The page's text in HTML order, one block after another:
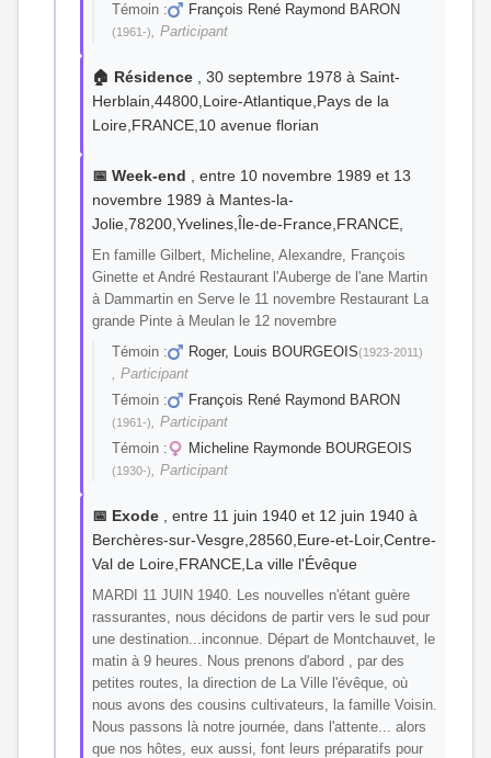
Témoin :
François René Raymond BARON
(1961-), Participant
🏠 Résidence , 30 septembre 1978 à Saint-
Herblain,44800,Loire-Atlantique,Pays de la
Loire,FRANCE,10 avenue florian
📅 Week-end , entre 10 novembre 1989 et 13
novembre 1989 à Mantes-la-
Jolie,78200,Yvelines,Île-de-France,FRANCE,
En famille Gilbert, Micheline, Alexandre, François
Ginette et André Restaurant l'Auberge de l'ane Martin
à Dammartin en Serve le 11 novembre Restaurant La
grande Pinte à Meulan le 12 novembre
Témoin :
Roger, Louis BOURGEOIS(1923-2011)
, Participant
Témoin :
François René Raymond BARON
(1961-), Participant
Témoin :
Micheline Raymonde BOURGEOIS
(1930-), Participant
📅 Exode , entre 11 juin 1940 et 12 juin 1940 à
Berchères-sur-Vesgre,28560,Eure-et-Loir,Centre-
Val de Loire,FRANCE,La ville l'Évêque
MARDI 11 JUIN 1940. Les nouvelles n'étant guère
rassurantes, nous décidons de partir vers le sud pour
une destination...inconnue. Départ de Montchauvet, le
matin à 9 heures. Nous prenons d'abord , par des
petites routes, la direction de La Ville l'évêque, où
nous avons des cousins cultivateurs, la famille Voisin.
Nous passons là notre journée, dans l'attente... alors
que nos hôtes, eux aussi, font leurs préparatifs pour